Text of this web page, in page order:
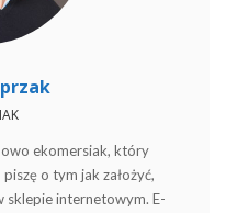
ekomersiak, który
o tym jak założyć,
sklepie internetowym. E-